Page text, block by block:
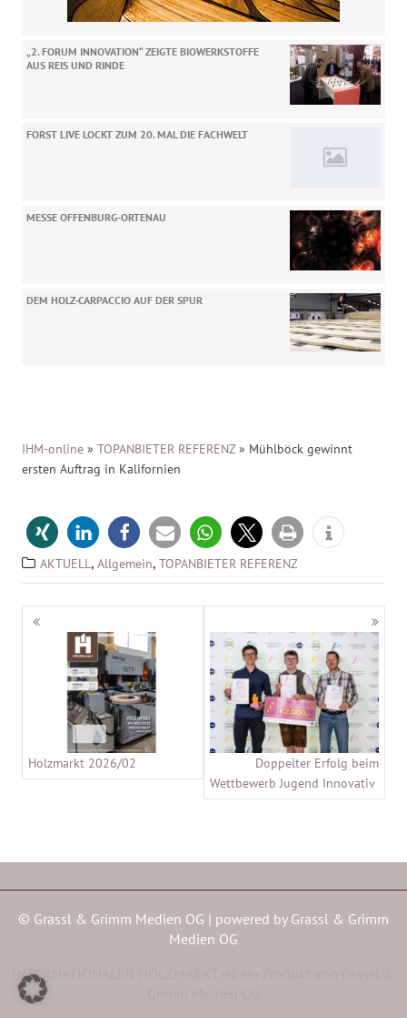
„2. FORUM INNOVATION“ ZEIGTE BIOWERKSTOFFE
AUS REIS UND RINDE
FORST LIVE LOCKT ZUM 20. MAL DIE FACHWELT
MESSE OFFENBURG-ORTENAU
DEM HOLZ-CARPACCIO AUF DER SPUR
IHM-online »TOPANBIETER REFERENZ » Mühlböck gewinnt
ersten Auftrag in Kalifornien
AKTUELL,Allgemein,TOPANBIETER REFERENZ
Beitragsnavigation
Holzmarkt 2026/02
Doppelter Erfolg beim
Wettbewerb Jugend Innovativ
© Grassl & Grimm Medien OG | powered by Grassl & Grimm
Medien OG
INTERNATIONALER HOLZMARKT ist ein Produkt von Grassl &